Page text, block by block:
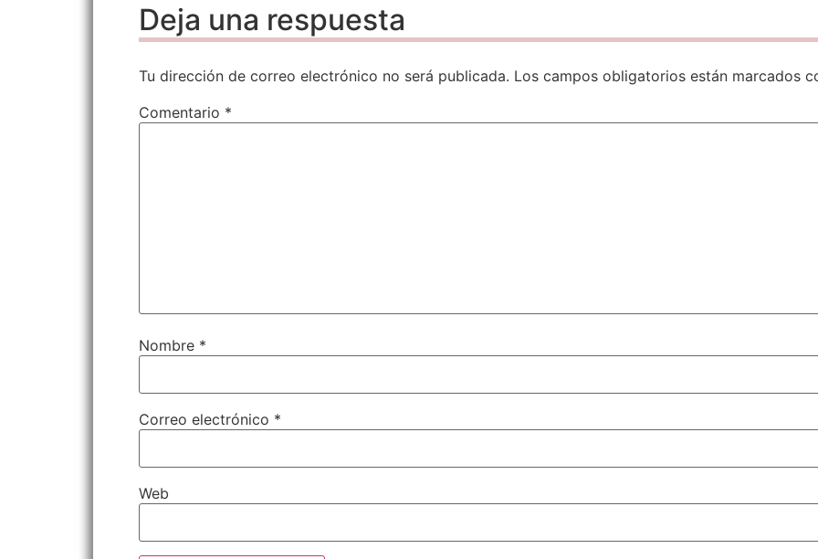
Deja una respuesta
Tu dirección de correo electrónico no será publicada. Los campos obligatorios están marcados
Comentario *
Nombre *
Correo electrónico *
Web